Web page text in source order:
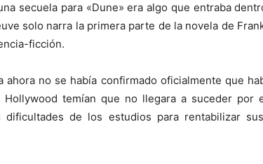
secuela para «Dune» era algo que entraba
solo narra la primera parte de la novela de
ficción.
ahora no se había confirmado oficialmente que
Hollywood temían que no llegara a suceder por
dificultades de los estudios para rentabilizar